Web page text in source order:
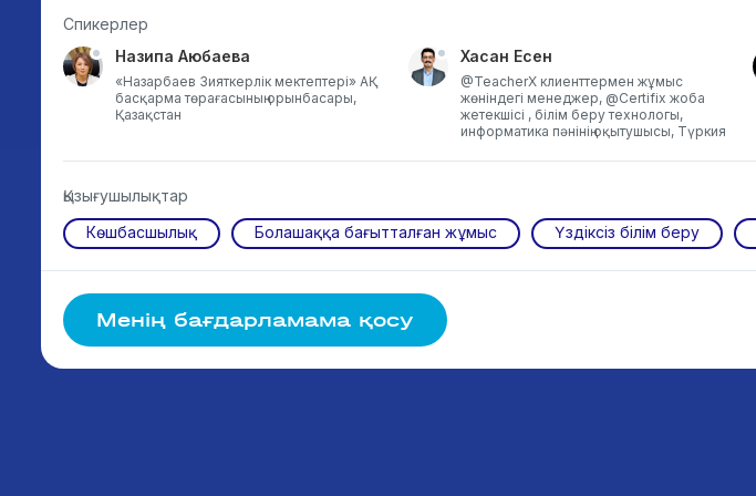
Спикерлер
Назипа Аюбаева
«Назарбаев Зияткерлік мектептері» АҚ
басқарма төрағасының орынбасары,
Қазақстан
Хасан Есен
@TeacherX клиенттермен жұмыс
жөніндегі менеджер, @Сertifix жоба
жетекшісі , білім беру технологы,
информатика пәнінің оқытушысы, Түркия
Қызығушылықтар
Көшбасшылық
Болашаққа бағытталған жұмыс Үздіксіз білім беру
Менің бағдарламама қосу